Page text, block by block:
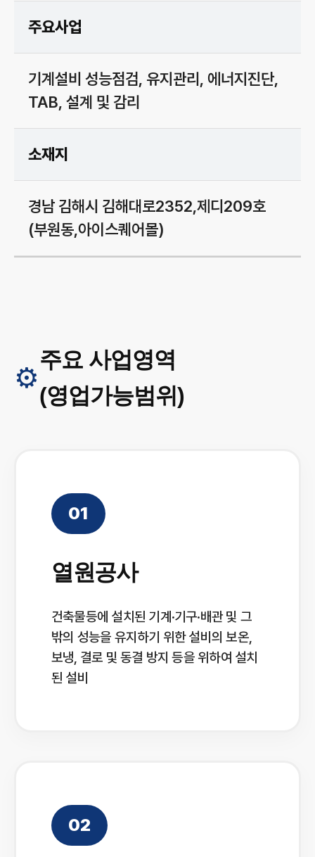
주요사업
기계설비 성능점검, 유지관리, 에너지진단,
TAB, 설계 및 감리
소재지
경남 김해시 김해대로2352,제디209호
(부원동,아이스퀘어몰)
⚙️
주요 사업영역
(영업가능범위)
01
열원공사
건축물등에 설치된 기계·기구·배관 및 그
밖의 성능을 유지하기 위한 설비의 보온,
보냉, 결로 및 동결 방지 등을 위하여 설치
된 설비
02